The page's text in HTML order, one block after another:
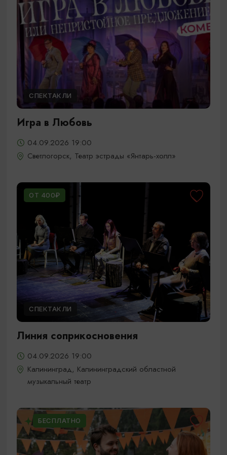
СПЕКТАКЛИ
Игра в Любовь
04.09.2026 19:00
Светлогорск, Театр эстрады «Янтарь-холл»
ОТ 400₽
СПЕКТАКЛИ
Линия соприкосновения
04.09.2026 19:00
Калининград, Калининградский областной
музыкальный театр
БЕСПЛАТНО